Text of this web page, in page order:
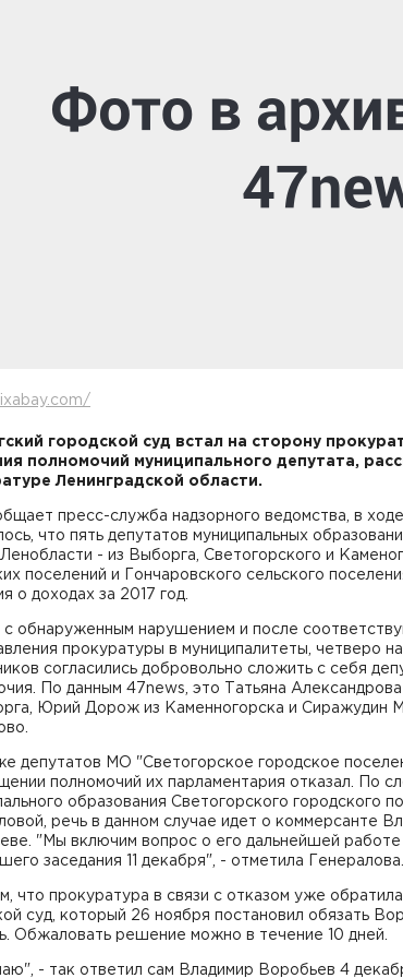
городской суд встал на сторону
полномочий муниципального депутата,
Ленинградской области.
пресс-служба надзорного ведомства, в
что пять депутатов муниципальных
- из Выборга, Светогорского и
поселений и Гончаровского сельского
о доходах за 2017 год.
с обнаруженным нарушением и после
прокуратуры в муниципалитеты, четверо
согласились добровольно сложить с себя
По данным 47news, это Татьяна
Юрий Дорож из Каменногорска и Сиражудин
депутатов МО "Светогорское городское
полномочий их парламентария отказал. По
образования Светогорского городского
речь в данном случае идет о коммерсанте
"Мы включим вопрос о его дальнейшей работе
заседания 11 декабря", - отметила Генералова.
что прокуратура в связи с отказом уже
суд, который 26 ноября постановил обязать
Обжаловать решение можно в течение 10 дней.
- так ответил сам Владимир Воробьев 4